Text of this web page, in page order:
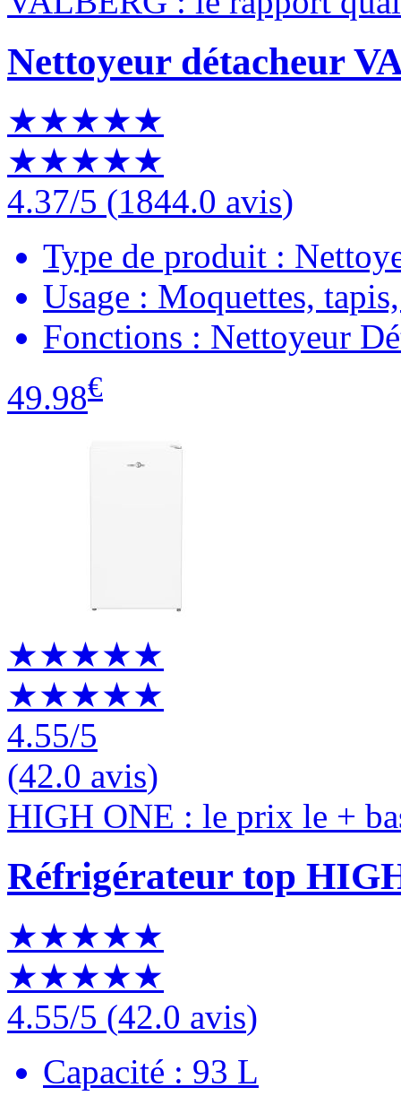
Nettoyeur détacheur
★★★★★
★★★★★
4.37/5 (1844.0 avis)
Type de produit :
Usage : Moquettes,
Fonctions : Nettoyeur
49.98€
★★★★★
★★★★★
4.55/5
(42.0 avis)
HIGH ONE : le prix le +
Réfrigérateur top
★★★★★
★★★★★
4.55/5 (42.0 avis)
Capacité : 93 L